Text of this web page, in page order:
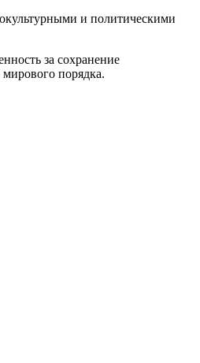
и политическими
за сохранение
порядка.